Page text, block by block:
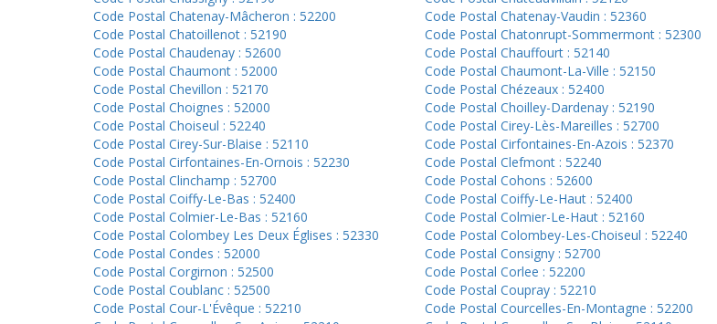
Code Postal Chatenay-Mâcheron : 52200
Code Postal Chatenay-Vaudin : 52360
Code Postal Chatoillenot : 52190
Code Postal Chatonrupt-Sommermont : 52300
Code Postal Chaudenay : 52600
Code Postal Chauffourt : 52140
Code Postal Chaumont : 52000
Code Postal Chaumont-La-Ville : 52150
Code Postal Chevillon : 52170
Code Postal Chézeaux : 52400
Code Postal Choignes : 52000
Code Postal Choilley-Dardenay : 52190
Code Postal Choiseul : 52240
Code Postal Cirey-Lès-Mareilles : 52700
Code Postal Cirey-Sur-Blaise : 52110
Code Postal Cirfontaines-En-Azois : 52370
Code Postal Cirfontaines-En-Ornois : 52230
Code Postal Clefmont : 52240
Code Postal Clinchamp : 52700
Code Postal Cohons : 52600
Code Postal Coiffy-Le-Bas : 52400
Code Postal Coiffy-Le-Haut : 52400
Code Postal Colmier-Le-Bas : 52160
Code Postal Colmier-Le-Haut : 52160
Code Postal Colombey Les Deux Églises : 52330
Code Postal Colombey-Les-Choiseul : 52240
Code Postal Condes : 52000
Code Postal Consigny : 52700
Code Postal Corgirnon : 52500
Code Postal Corlee : 52200
Code Postal Coublanc : 52500
Code Postal Coupray : 52210
Code Postal Cour-L'Évêque : 52210
Code Postal Courcelles-En-Montagne : 52200